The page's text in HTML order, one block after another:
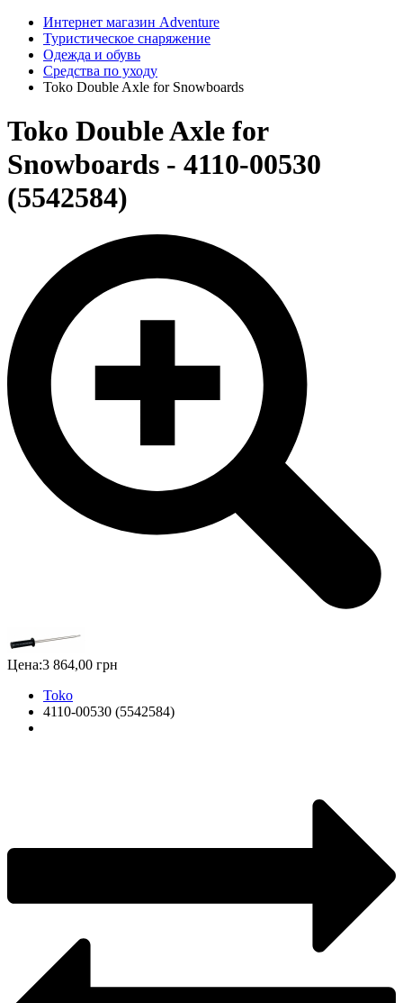
Интернет магазин Adventure
Туристическое снаряжение
Одежда и обувь
Средства по уходу
Toko Double Axle for Snowboards
Toko Double Axle for
Snowboards - 4110-00530
(5542584)
Цена:3 864,00 грн
Toko
4110-00530 (5542584)